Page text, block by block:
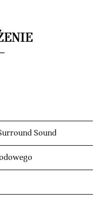
Sound